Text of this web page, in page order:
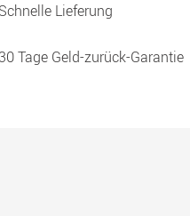
Schnelle Lieferung
30 Tage Geld-zurück-Garantie